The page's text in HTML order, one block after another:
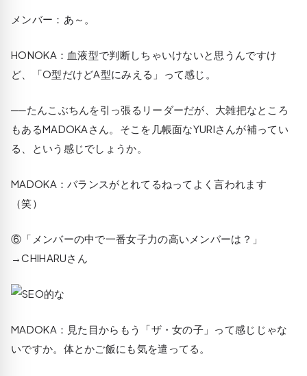
メンバー：あ～。
HONOKA ：血液型で判断しちゃいけないと思うんですけ
ど、「O型だけどA型にみえる」って感じ。
──たんこぶちんを引っ張るリーダーだが、大雑把なところ
もあるMADOKAさん。そこを几帳面なYURIさんが補ってい
る、という感じでしょうか。
MADOKA ：バランスがとれてるねってよく言われます
（笑）
⑥「メンバーの中で一番女子力の高いメンバーは？」
→CHIHARUさん
MADOKA ：見た目からもう「ザ・女の子」って感じじゃな
いですか。体とかご飯にも気を遣ってる。